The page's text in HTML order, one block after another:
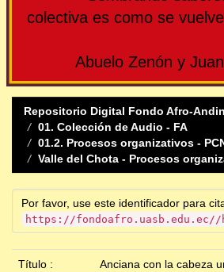
colectiva es como se
Abuelo Zenón y
Repositorio Digital Fondo Afro-
01. Colección de Audio - FA
01.2. Procesos organizativos -
Valle del Chota - Procesos
Por favor, use este identificador para
https://fondoafro.uasb.edu.ec//
Título : Anciana con la cabeza